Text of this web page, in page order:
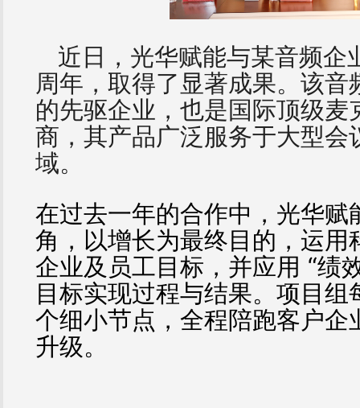
近日，光华赋能与某音频
周年，取得了显著成果。该
的先驱企业，也是国际顶级
商，其产品广泛服务于大型
域。
在过去一年的合作中，光华
角，以增长为最终目的，运
企业及员工目标，并应用 “绩
目标实现过程与结果。项目
个细小节点，全程陪跑客户
升级。